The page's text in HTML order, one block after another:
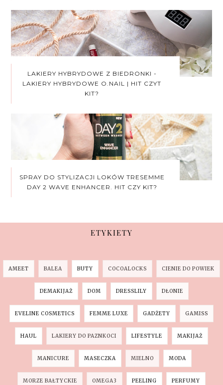
LAKIERY HYBRYDOWE Z BIEDRONKI -
LAKIERY HYBRYDOWE O.NAIL | HIT CZYT
KIT?
SPRAY DO STYLIZACJI LOKÓW TRESEMME
DAY 2 WAVE ENHANCER. HIT CZY KIT?
ETYKIETY
AMEET BALEA BUTY COCOALOCKS CIENIE DO POWIEK
DEMAKIJAŻ DOM DRESSLILY DŁONIE
EVELINE COSMETICS FEMME LUXE GADŻETY GAMISS
HAUL LAKIERY DO PAZNKOCI LIFESTYLE MAKIJAŻ
MANICURE MASECZKA MIELNO MODA
MORZE BAŁTYCKIE OMEGA3 PEELING PERFUMY